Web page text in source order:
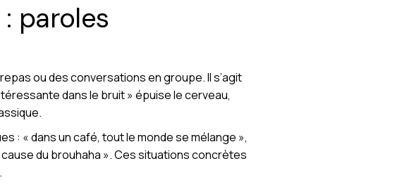
paroles
ou des conversations en groupe. Il s’agit
dans le bruit » épuise le cerveau,
: « dans un café, tout le monde se mélange »,
cause du brouhaha ». Ces situations concrètes